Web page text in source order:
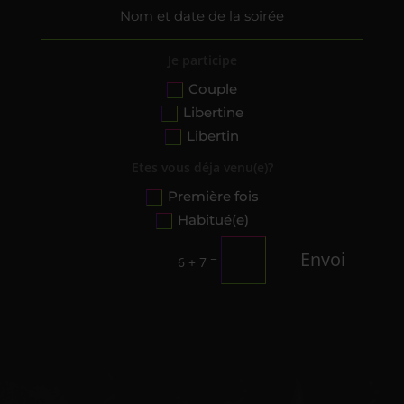
Couple
Libertine
Libertin
Première fois
Habitué(e)
6 + 7 = Envoi